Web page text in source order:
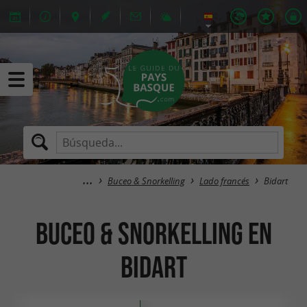
Buceo & Snorkelling Lado francés Bidart
Buceo & Snorkelling en
Bidart